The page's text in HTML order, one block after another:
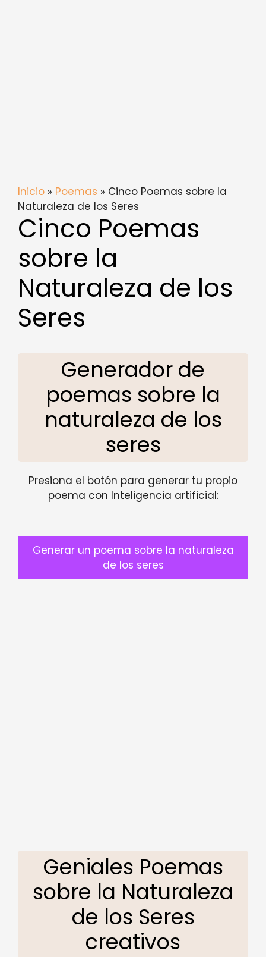
Inicio » Poemas » Cinco Poemas sobre la
Naturaleza de los Seres
Cinco Poemas
sobre la
Naturaleza de los
Seres
Generador de
poemas sobre la
naturaleza de los
seres
Presiona el botón para generar tu propio
poema con Inteligencia artificial:
Generar un poema sobre la naturaleza
de los seres
Geniales Poemas
sobre la Naturaleza
de los Seres
creativos